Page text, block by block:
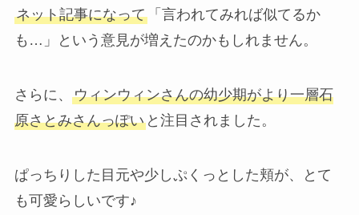
ネット記事になって「言われてみれば似てるか
も…」という意見が増えたのかもしれません。
さらに、 ウィンウィンさんの幼少期がより一層石
原さとみさんっぽいと注目されました。
ぱっちりした目元や少しぷくっとした頬が、とて
も可愛らしいです♪